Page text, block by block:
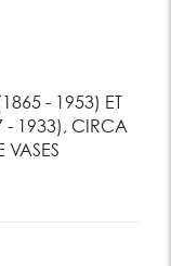
- 1953) ET
- 1933), CIRCA
VASES